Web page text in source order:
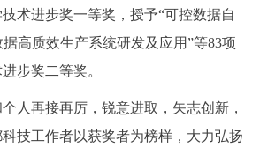
回到顶部
术进步奖一等奖，授予“可控数据自
高质效生产系统研发及应用”等83项
步奖二等奖。
再接再厉，锐意进取，矢志创新，
技工作者以获奖者为榜样，大力弘扬